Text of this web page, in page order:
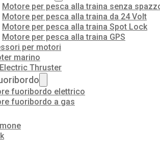
Motore per pesca alla traina senza
Motore per pesca alla traina da 24 Volt
Motore per pesca alla traina Spot Lock
Motore per pesca alla traina GPS
per motori
marino
Thruster
fuoribordo elettrico
fuoribordo a gas